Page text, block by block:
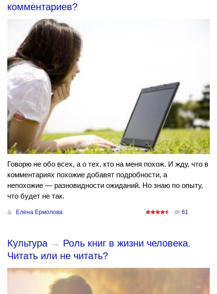
комментариев?
Говорю не обо всех, а о тех, кто на меня похож. И жду, что в
комментариях похожие добавят подробности, а
непохожие — разновидности ожиданий. Но знаю по опыту,
что будет не так.
Елена Ермолова 61
Культура → Роль книг в жизни человека.
Читать или не читать?